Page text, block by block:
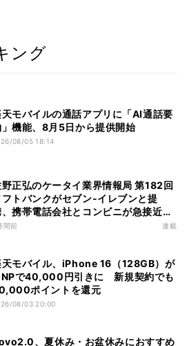
ング
モバイルの通話アプリに「AI通話要
機能、8月5日から提供開始
08/05 18:14
正弘のケータイ業界情報局 第182回
フトバンクがセブン-イレブンと提
携帯電話会社とコンビニが急接近す
由は
間前 連載
天モバイル、iPhone 16（128GB）が
で40,000円引きに 新規契約でも
ポイントを還元
08/03 20:00
、夏休み・お盆休みにおすすめ